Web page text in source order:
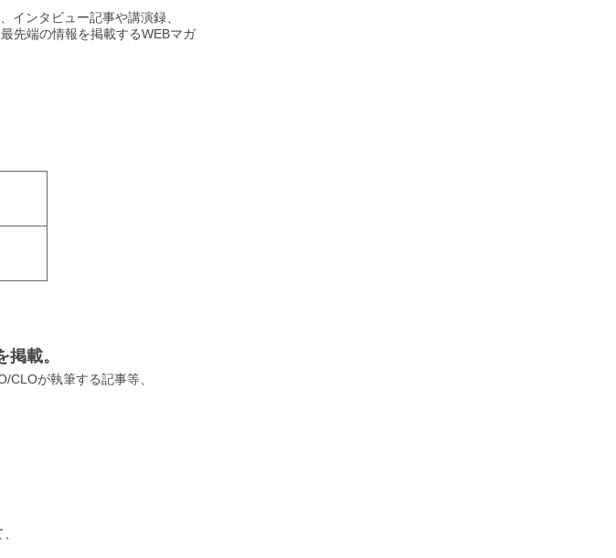
インタビュー記事や講演録、
先端の情報を掲載するWEBマガ
載。
CLOが執筆する記事等、